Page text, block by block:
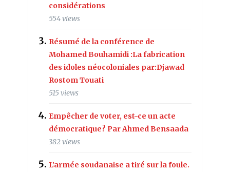
considérations
554 views
Résumé de la conférence de
Mohamed Bouhamidi :La fabrication
des idoles néocoloniales par:Djawad
Rostom Touati
515 views
Empêcher de voter, est-ce un acte
démocratique? Par Ahmed Bensaada
382 views
L’armée soudanaise a tiré sur la foule.